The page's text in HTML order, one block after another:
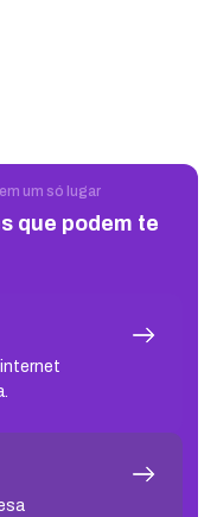
um só lugar
que podem te